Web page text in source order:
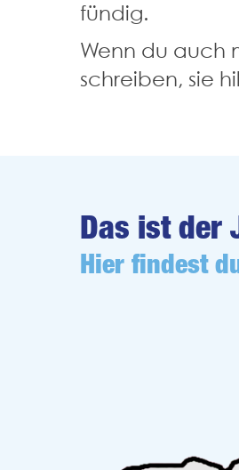
fündig.
Wenn du auch
schreiben, sie
Das ist der
Hier findest